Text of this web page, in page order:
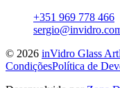
+351 969 778 466
© 2026 inVidro Glass Art
CondiçõesPolítica de